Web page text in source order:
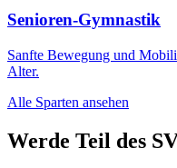
Senioren-Gymnastik
Sanfte Bewegung und
Alter.
Alle Sparten ansehen
Werde Teil des